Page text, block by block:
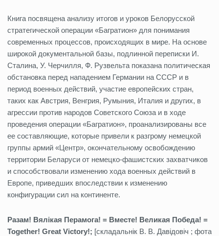
Книга посвящена анализу итогов и уроков Белорусской
стратегической операции «Багратион» для понимания
современных процессов, происходящих в мире. На основе
широкой документальной базы, подлинной переписки И.
Сталина, У. Черчилля, Ф. Рузвельта показана политическая
обстановка перед нападением Германии на СССР и в
период военных действий, участие европейских стран,
таких как Австрия, Венгрия, Румыния, Италия и других, в
агрессии против народов Советского Союза и в ходе
проведения операции «Багратион», проанализированы все
ее составляющие, которые привели к разгрому немецкой
группы армий «Центр», окончательному освобождению
территории Беларуси от немецко-фашистских захватчиков
и способствовали изменению хода военных действий в
Европе, приведших впоследствии к изменению
конфигурации сил на континенте.
Разам! Вялікая Перамога! = Вместе! Великая Победа! =
Together! Great Victory!; [складальнік В. В. Давідовіч ; фота